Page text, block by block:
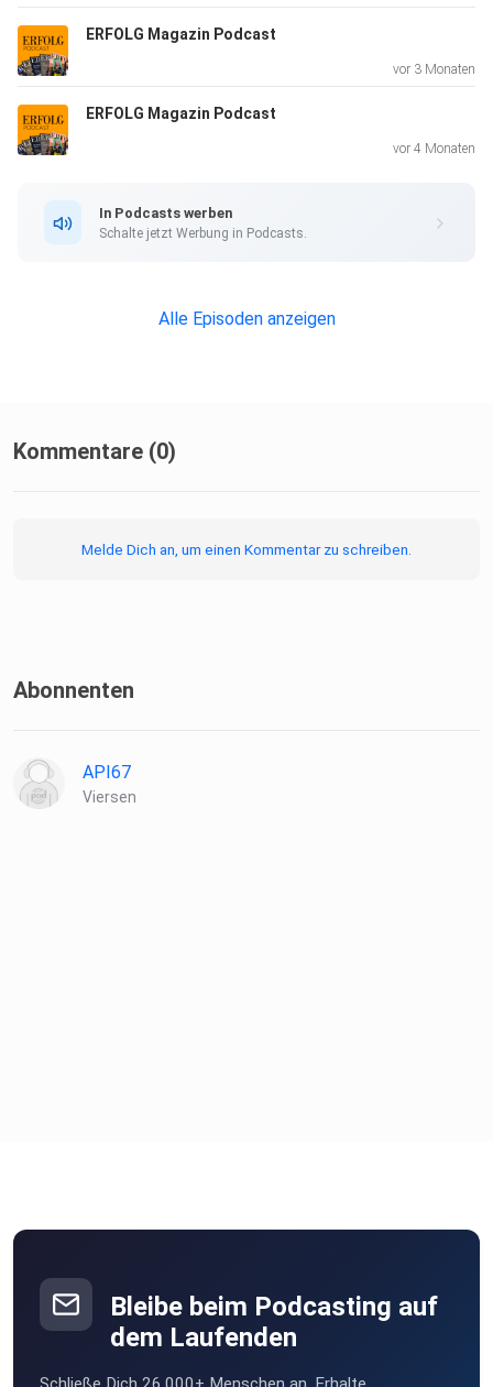
ERFOLG Magazin Podcast
vor 3 Monaten
ERFOLG Magazin Podcast
vor 4 Monaten
In Podcasts werben
Schalte jetzt Werbung in Podcasts.
Alle Episoden anzeigen
Kommentare (0)
Melde Dich an, um einen Kommentar zu schreiben.
Abonnenten
API67
Viersen
Bleibe beim Podcasting auf
dem Laufenden